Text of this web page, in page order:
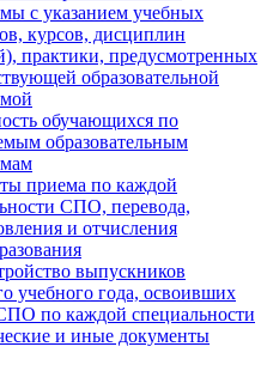
с указанием учебных
курсов, дисциплин
практики, предусмотренных
образовательной
обучающихся по
образовательным
приема по каждой
СПО, перевода,
и отчисления
выпускников
учебного года, освоивших
по каждой специальности
и иные документы